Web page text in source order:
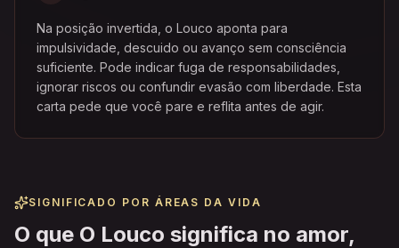
Na posição invertida, o Louco aponta para
impulsividade, descuido ou avanço sem consciência
suficiente. Pode indicar fuga de responsabilidades,
ignorar riscos ou confundir evasão com liberdade. Esta
carta pede que você pare e reflita antes de agir.
SIGNIFICADO POR ÁREAS DA VIDA
O que O Louco significa no amor,